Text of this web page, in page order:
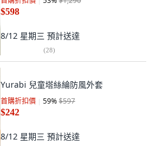
$598
8/12 星期三 預計送達
(28)
Yurabi 兒童塔絲綸防風外套
首購折扣價 59%$597
$242
8/12 星期三 預計送達